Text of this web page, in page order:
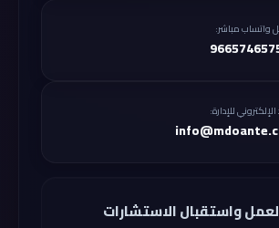
واتساب مباشر:
الإلكتروني للإدارة:
واستقبال الاستشارات